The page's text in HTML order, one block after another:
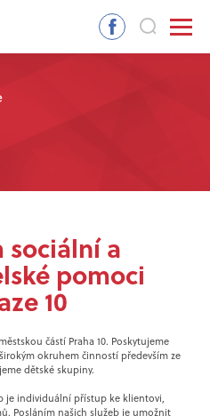
sociální a
pomoci
10
částí Praha 10. Poskytujeme
okruhem činností především ze
dětské skupiny.
je individuální přístup ke klientovi,
Posláním našich služeb je umožnit